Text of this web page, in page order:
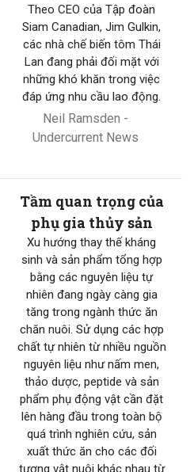
ngành tôm Thái
Lan
Theo CEO của Tập đoàn
Siam Canadian, Jim Gulkin,
các nhà chế biến tôm Thái
Lan đang phải đối mặt với
những khó khăn trong việc
đáp ứng nhu cầu lao động.
Neil Ramsden -
Undercurrent News
Tầm quan trọng của
phụ gia thủy sản
Xu hướng thay thế kháng
sinh và sản phẩm tổng hợp
bằng các nguyên liệu tự
nhiên đang ngày càng gia
tăng trong ngành thức ăn
chăn nuôi. Sử dụng các hợp
chất tự nhiên từ nhiều nguồn
nguyên liệu như nấm men,
thảo dược, peptide và sản
phẩm phụ động vật cần đặt
lên hàng đầu trong toàn bộ
quá trình nghiên cứu, sản
xuất thức ăn cho các đối
tượng vật nuôi khác nhau từ